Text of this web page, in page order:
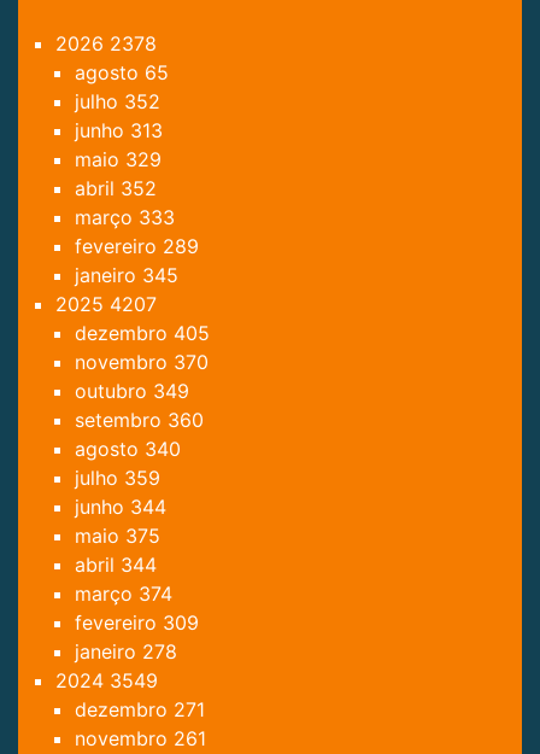
2026 2378
agosto 65
julho 352
junho 313
maio 329
abril 352
março 333
fevereiro 289
janeiro 345
2025 4207
dezembro 405
novembro 370
outubro 349
setembro 360
agosto 340
julho 359
junho 344
maio 375
abril 344
março 374
fevereiro 309
janeiro 278
2024 3549
dezembro 271
novembro 261